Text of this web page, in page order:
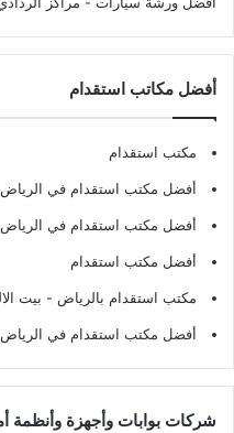
أفضل مكاتب استقدام
مكتب استقدام
أفضل مكتب استقدام في الرياض
أفضل مكتب استقدام في الرياض
أفضل مكتب استقدام
مكتب استقدام بالرياض - بيت
أفضل مكتب استقدام في الرياض
شركات بوابات وأجهزة وأنظمة